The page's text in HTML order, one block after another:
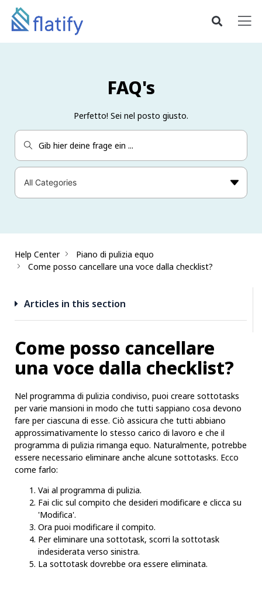
FAQ's
Perfetto! Sei nel posto giusto.
Help Center
Piano di pulizia equo
Come posso cancellare una voce dalla checklist?
Articles in this section
Come posso cancellare
una voce dalla checklist?
Nel programma di pulizia condiviso, puoi creare sottotasks
per varie mansioni in modo che tutti sappiano cosa devono
fare per ciascuna di esse. Ciò assicura che tutti abbiano
approssimativamente lo stesso carico di lavoro e che il
programma di pulizia rimanga equo. Naturalmente, potrebbe
essere necessario eliminare anche alcune sottotasks. Ecco
come farlo:
Vai al programma di pulizia.
Fai clic sul compito che desideri modificare e clicca su
'Modifica'.
Ora puoi modificare il compito.
Per eliminare una sottotask, scorri la sottotask
indesiderata verso sinistra.
La sottotask dovrebbe ora essere eliminata.